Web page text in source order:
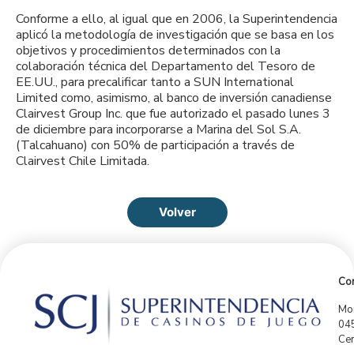
Conforme a ello, al igual que en 2006, la Superintendencia
aplicó la metodología de investigación que se basa en los
objetivos y procedimientos determinados con la
colaboración técnica del Departamento del Tesoro de
EE.UU., para precalificar tanto a SUN International
Limited como, asimismo, al banco de inversión canadiense
Clairvest Group Inc. que fue autorizado el pasado lunes 3
de diciembre para incorporarse a Marina del Sol S.A.
(Talcahuano) con 50% de participación a través de
Clairvest Chile Limitada.
Volver